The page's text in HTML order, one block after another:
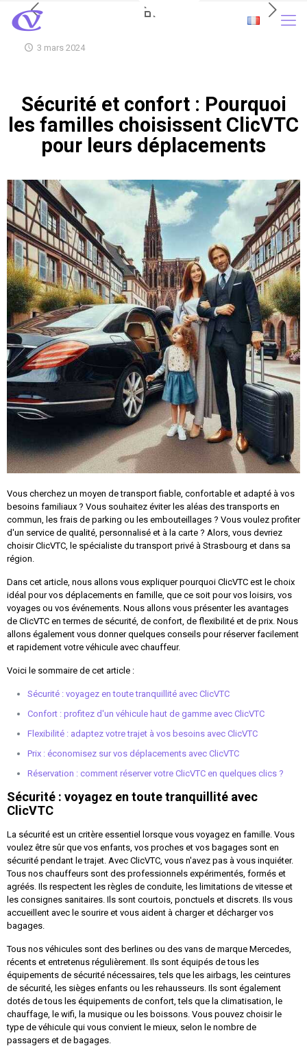
3 mars 2024
Sécurité et confort : Pourquoi
les familles choisissent ClicVTC
pour leurs déplacements
Vous cherchez un moyen de transport fiable, confortable et adapté à vos
besoins familiaux ? Vous souhaitez éviter les aléas des transports en
commun, les frais de parking ou les embouteillages ? Vous voulez profiter
d'un service de qualité, personnalisé et à la carte ? Alors, vous devriez
choisir ClicVTC, le spécialiste du transport privé à Strasbourg et dans sa
région.
Dans cet article, nous allons vous expliquer pourquoi ClicVTC est le choix
idéal pour vos déplacements en famille, que ce soit pour vos loisirs, vos
voyages ou vos événements. Nous allons vous présenter les avantages
de ClicVTC en termes de sécurité, de confort, de flexibilité et de prix. Nous
allons également vous donner quelques conseils pour réserver facilement
et rapidement votre véhicule avec chauffeur.
Voici le sommaire de cet article :
Sécurité : voyagez en toute tranquillité avec ClicVTC
Confort : profitez d'un véhicule haut de gamme avec ClicVTC
Flexibilité : adaptez votre trajet à vos besoins avec ClicVTC
Prix : économisez sur vos déplacements avec ClicVTC
Réservation : comment réserver votre ClicVTC en quelques clics ?
Sécurité : voyagez en toute tranquillité avec
ClicVTC
La sécurité est un critère essentiel lorsque vous voyagez en famille. Vous
voulez être sûr que vos enfants, vos proches et vos bagages sont en
sécurité pendant le trajet. Avec ClicVTC, vous n'avez pas à vous inquiéter.
Tous nos chauffeurs sont des professionnels expérimentés, formés et
agréés. Ils respectent les règles de conduite, les limitations de vitesse et
les consignes sanitaires. Ils sont courtois, ponctuels et discrets. Ils vous
accueillent avec le sourire et vous aident à charger et décharger vos
bagages.
Tous nos véhicules sont des berlines ou des vans de marque Mercedes,
récents et entretenus régulièrement. Ils sont équipés de tous les
équipements de sécurité nécessaires, tels que les airbags, les ceintures
de sécurité, les sièges enfants ou les rehausseurs. Ils sont également
dotés de tous les équipements de confort, tels que la climatisation, le
chauffage, le wifi, la musique ou les boissons. Vous pouvez choisir le
type de véhicule qui vous convient le mieux, selon le nombre de
passagers et de bagages.